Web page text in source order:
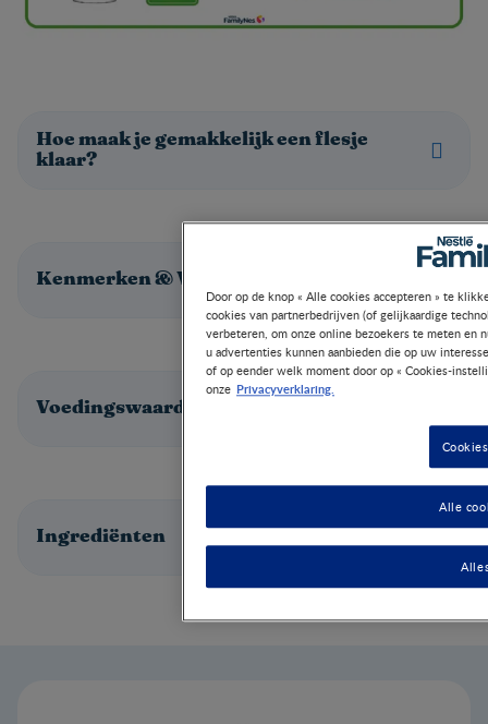
Hoe maak je gemakkelijk een flesje
klaar?
Kenmerken & Voordelen
Voedingswaarden
Ingrediënten
Door op de knop « Alle cookies accepteren » te
cookies van partnerbedrijven (of gelijkaardige
verbeteren, om onze online bezoekers te meten en
u advertenties kunnen aanbieden die op uw
of op eender welk moment door op « Cookies-
onze Privacyverklaring.
Alle